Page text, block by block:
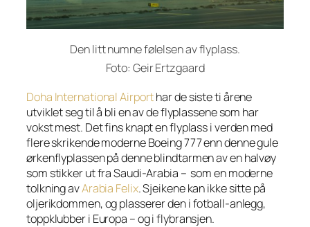
Den litt numne følelsen av flyplass.
Foto: Geir Ertzgaard
Doha International Airporthar de siste ti årene
utviklet seg til å bli en av de flyplassene som har
vokst mest. Det fins knapt en flyplass i verden med
flere skrikende moderne Boeing 777 enn denne gule
ørkenflyplassen på denne blindtarmen av en halvøy
som stikker ut fra Saudi-Arabia – som en moderne
tolkning avArabia Felix. Sjeikene kan ikke sitte på
oljerikdommen, og plasserer den i fotball-anlegg,
toppklubber i Europa – og i flybransjen.